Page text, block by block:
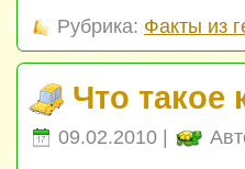
Рубрика: Факты из
Что такое
09.02.2010 |